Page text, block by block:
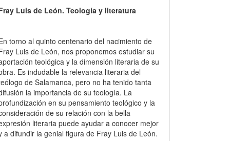
Luis de León. Teología y literatura
torno al quinto centenario del nacimiento de
Luis de León, nos proponemos estudiar su
teológica y la dimensión literaria de su
Es indudable la relevancia literaria del
de Salamanca, pero no ha tenido tanta
la importancia de su teología. La
en su pensamiento teológico y la
de su relación con la bella
literaria puede ayudar a conocer mejor
a difundir la genial figura de Fray Luis de León.